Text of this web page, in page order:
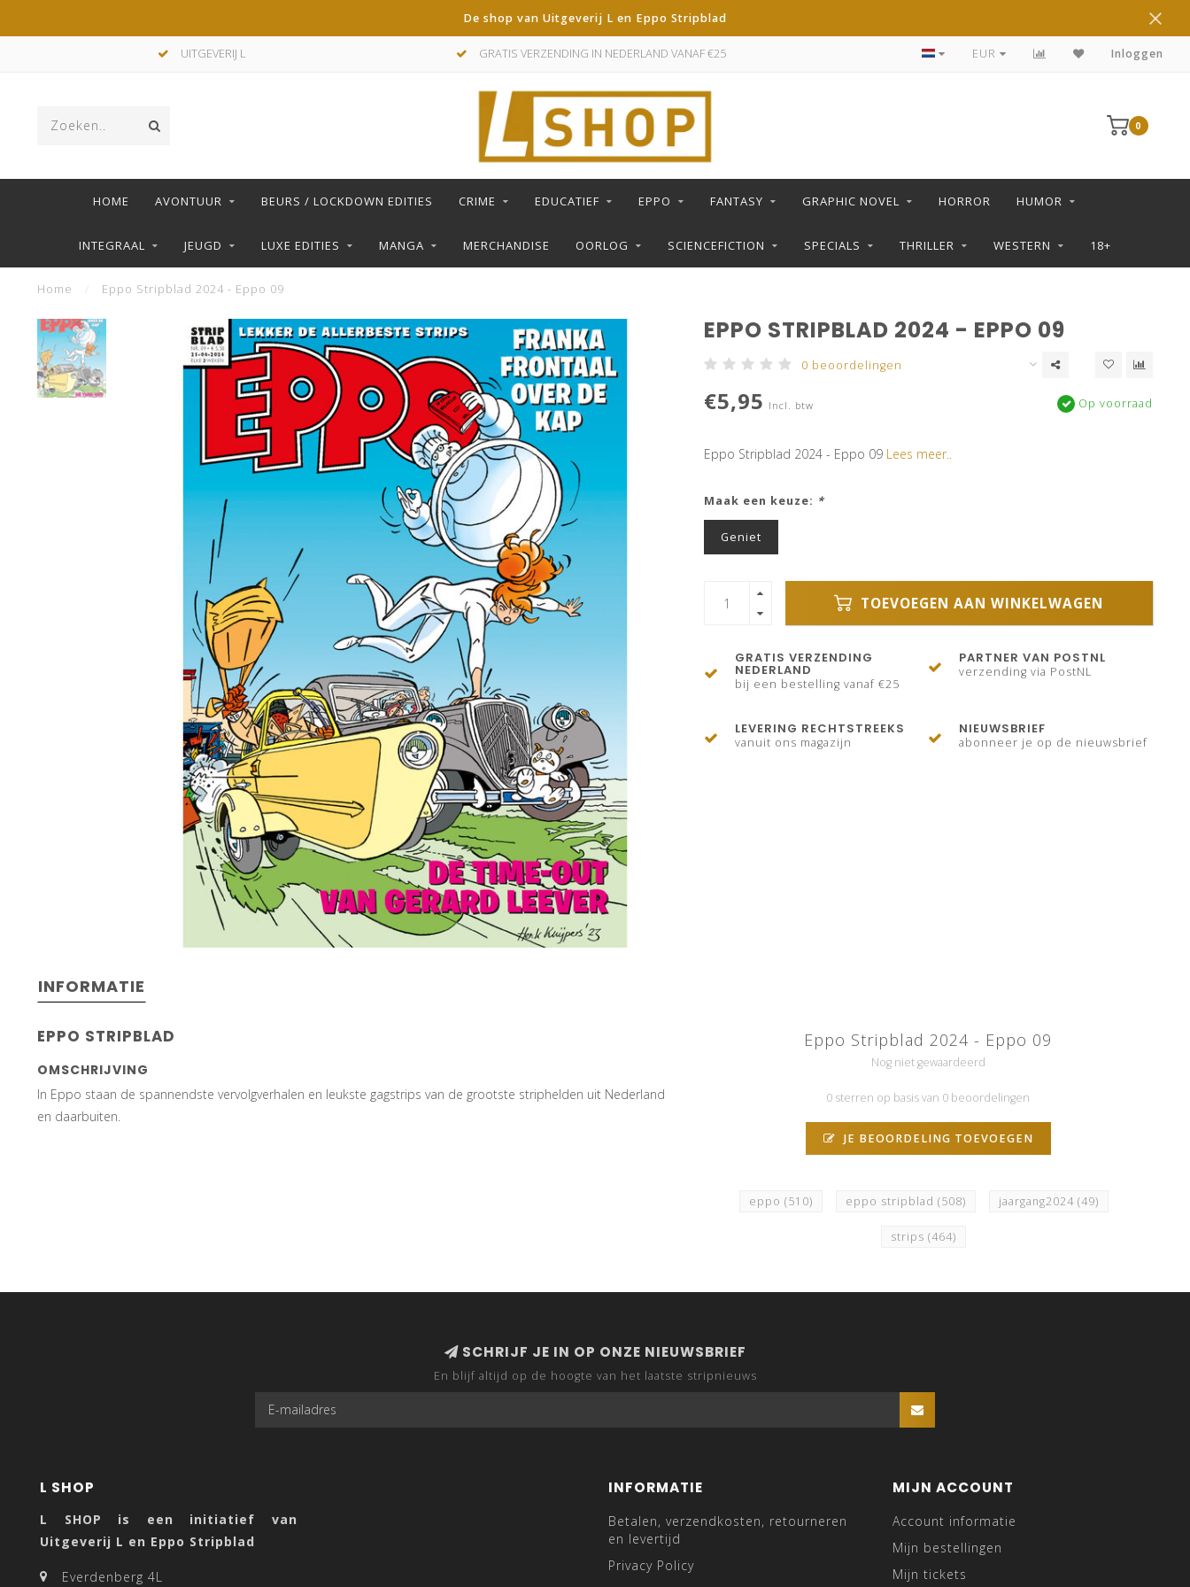
De shop van Uitgeverij L en Eppo Stripblad
UITGEVERIJ L GRATIS VERZENDING IN NEDERLAND VANAF €25 DE LEUKSTE STRIPS KOOP JE IN DE L SHOP
EUR Inloggen
0
HOME AVONTUUR BEURS / LOCKDOWN EDITIES CRIME EDUCATIEF EPPO FANTASY GRAPHIC NOVEL HORROR HUMOR
INTEGRAAL JEUGD LUXE EDITIES MANGA MERCHANDISE OORLOG SCIENCEFICTION SPECIALS THRILLER WESTERN 18+
Home Eppo Stripblad 2024 - Eppo 09
EPPO STRIPBLAD 2024 - EPPO 09
0 beoordelingen
€5,95 Incl. btw Op voorraad
Eppo Stripblad 2024 - Eppo 09 Lees meer..
Maak een keuze: *
Geniet
TOEVOEGEN AAN WINKELWAGEN
GRATIS VERZENDING
NEDERLAND
bij een bestelling vanaf €25
PARTNER VAN POSTNL
verzending via PostNL
LEVERING RECHTSTREEKS
vanuit ons magazijn
NIEUWSBRIEF
abonneer je op de nieuwsbrief
INFORMATIE
EPPO STRIPBLAD
OMSCHRIJVING
In Eppo staan de spannendste vervolgverhalen en leukste gagstrips van de grootste striphelden uit Nederland
en daarbuiten.
Eppo Stripblad 2024 - Eppo 09
Nog niet gewaardeerd
0 sterren op basis van 0 beoordelingen
JE BEOORDELING TOEVOEGEN
eppo (510) eppo stripblad (508) jaargang2024 (49)
strips(464)
SCHRIJF JE IN OP ONZE NIEUWSBRIEF
En blijf altijd op de hoogte van het laatste stripnieuws
L SHOP
L SHOP is een initiatief van
Uitgeverij L en Eppo Stripblad
Everdenberg 4L
INFORMATIE
Betalen, verzendkosten, retourneren
en levertijd
Privacy Policy
MIJN ACCOUNT
Account informatie
Mijn bestellingen
Mijn tickets